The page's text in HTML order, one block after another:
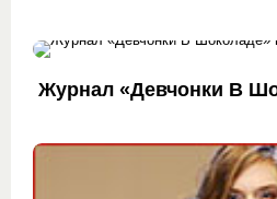
Журнал «Девчонки В